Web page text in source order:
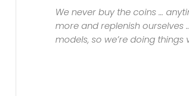
We never buy the coins …
more and replenish ourselves
models, so we’re doing things